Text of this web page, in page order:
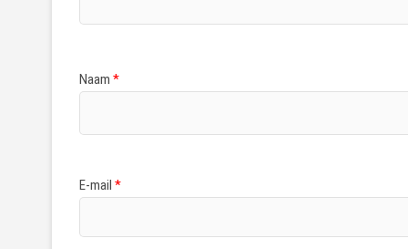
Naam *
E-mail *